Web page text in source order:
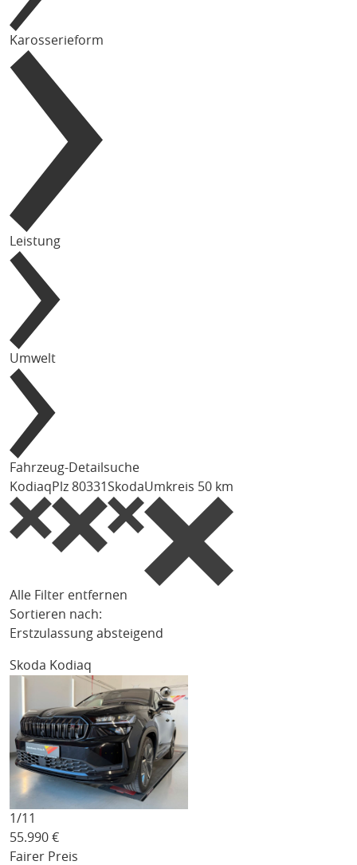
Karosserieform
Leistung
Umwelt
Fahrzeug-Detailsuche
KodiaqPlz 80331 SkodaUmkreis 50 km
Alle Filter entfernen
Sortieren nach:
Erstzulassung absteigend
Skoda Kodiaq
1/11
55.990 €
Fairer Preis